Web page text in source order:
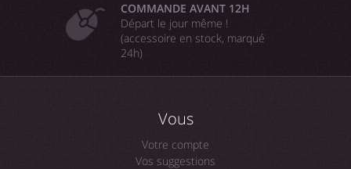
COMMANDE AVANT 12H
Départ le jour même !
(accessoire en stock, marqué
24h)
Vous
Votre compte
Vos suggestions